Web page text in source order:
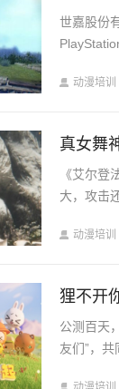
世嘉股份
动漫培训
真女舞
《艾尔登
大，攻击
动漫培训
狸不开
公测百天
友们”，